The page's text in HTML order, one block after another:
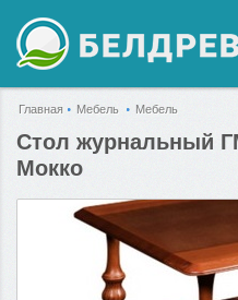
Главная Мебель Мебель
Стол журнальный
Мокко